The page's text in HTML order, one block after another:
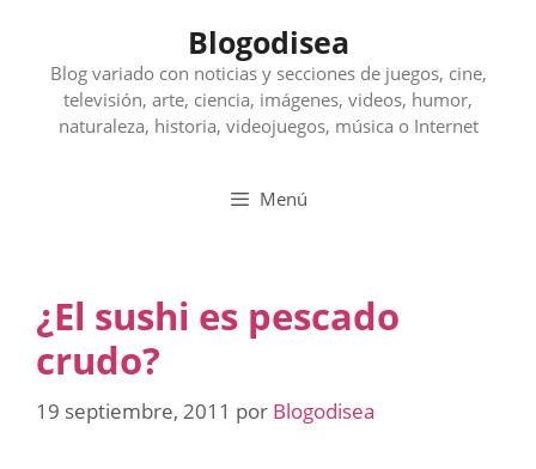
contenido
Blogodisea
Blog variado con noticias y secciones de juegos, cine,
televisión, arte, ciencia, imágenes, videos, humor,
naturaleza, historia, videojuegos, música o Internet
Menú
¿El sushi es pescado
crudo?
19 septiembre, 2011 por Blogodisea